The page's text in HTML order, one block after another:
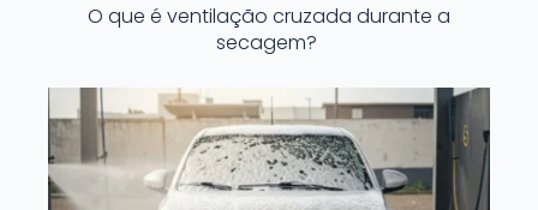
O que é ventilação cruzada durante a
secagem?